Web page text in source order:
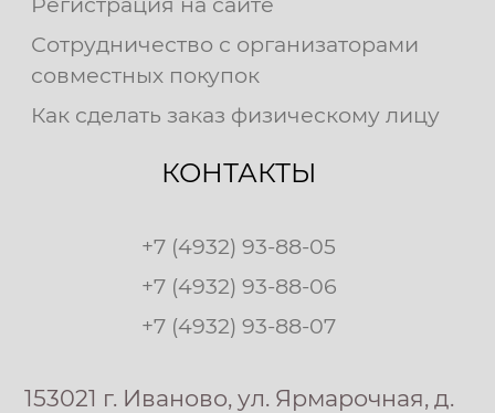
Сотрудничество с организаторами
совместных покупок
Как сделать заказ физическому лицу
КОНТАКТЫ
+7 (4932) 93-88-05
+7 (4932) 93-88-06
+7 (4932) 93-88-07
153021 г. Иваново, ул. Ярмарочная, д.